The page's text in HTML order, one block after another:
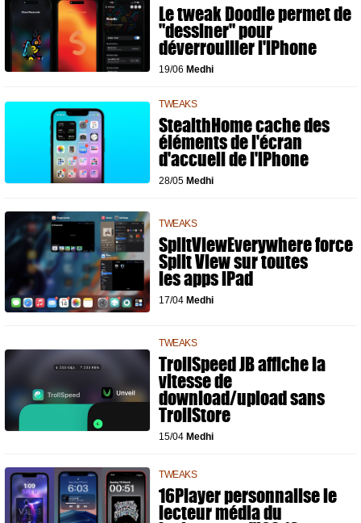
Le tweak Doodle permet de
"dessiner" pour
déverrouiller l'iPhone
19/06 Medhi
TWEAKS
StealthHome cache des
éléments de l'écran
d'accueil de l'iPhone
28/05 Medhi
TWEAKS
SplitViewEverywhere force
Split View sur toutes
les apps iPad
17/04 Medhi
TWEAKS
TrollSpeed JB affiche la
vitesse de
download/upload sans
TrollStore
15/04 Medhi
TWEAKS
16Player personnalise le
lecteur média du